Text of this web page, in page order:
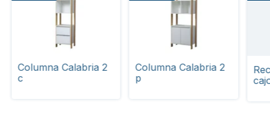
Columna Calabria 2
c
Columna Calabria 2
p